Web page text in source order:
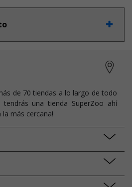
de 70 tiendas a lo largo de todo
tendrás una tienda SuperZoo ahí
la más cercana!